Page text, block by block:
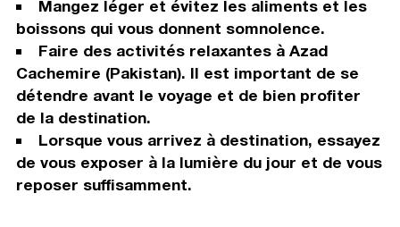
Mangez léger et évitez les aliments et les
boissons qui vous donnent somnolence.
Faire des activités relaxantes à Azad
Cachemire (Pakistan). Il est important de se
détendre avant le voyage et de bien profiter
de la destination.
Lorsque vous arrivez à destination, essayez
de vous exposer à la lumière du jour et de vous
reposer suffisamment.